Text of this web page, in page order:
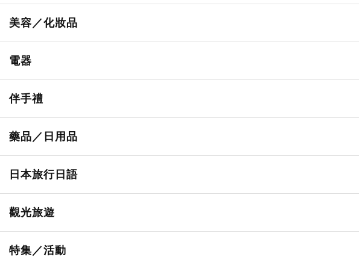
所有
甜點・菓子
人氣店鋪美食
必吃的日式早餐
日本酒達人
美容／化妝品
所有
便利商店化妝品
藥妝店化妝品
電器
所有
健康/美容儀器
廚房家電
伴手禮
所有
伴手禮排行榜
免稅商店
藥品／日用品
所有
百圓商店
日常用藥
日本旅行日語
所有
觀光旅遊
所有
特集／活動